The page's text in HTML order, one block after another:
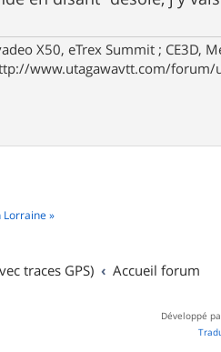
X50, eTrex Summit ; CE3D,
www.utagawavtt.com/forum/
Lorraine »
traces GPS) Accueil forum
Développé